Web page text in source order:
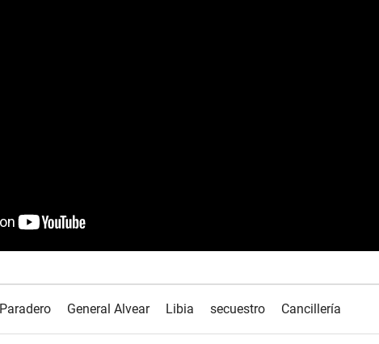
Paradero General Alvear Libia secuestro Cancillería